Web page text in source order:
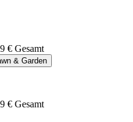
€ Gesamt
& Garden
€ Gesamt